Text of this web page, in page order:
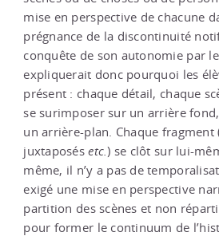
mise en perspective de chacune
prégnance de la discontinuité
conquête de son autonomie par
expliquerait donc pourquoi les
présent : chaque détail, chaque
se surimposer sur un arrière fond,
un arrière-plan. Chaque fragment
juxtaposésetc.) se clôt sur lui-
même, il n’y a pas de
exigé une mise en perspective
partition des scènes et non
pour former le continuum de